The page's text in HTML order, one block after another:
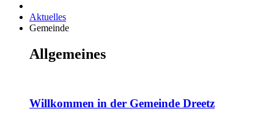
Aktuelles
Gemeinde
Allgemeines
Willkommen in der Gemeinde Dreetz